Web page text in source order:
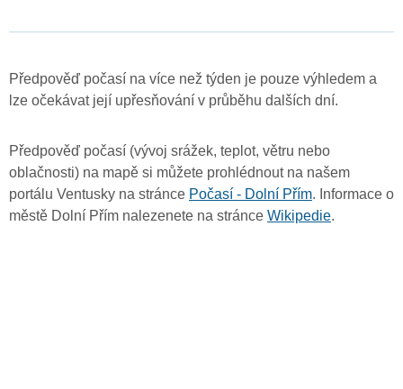
Předpověď počasí na více než týden je pouze výhledem a
lze očekávat její upřesňování v průběhu dalších dní.
Předpověď počasí (vývoj srážek, teplot, větru nebo
oblačnosti) na mapě si můžete prohlédnout na našem
portálu Ventusky na stránce Počasí - Dolní Přím. Informace o
městě Dolní Přím nalezenete na stránce Wikipedie.